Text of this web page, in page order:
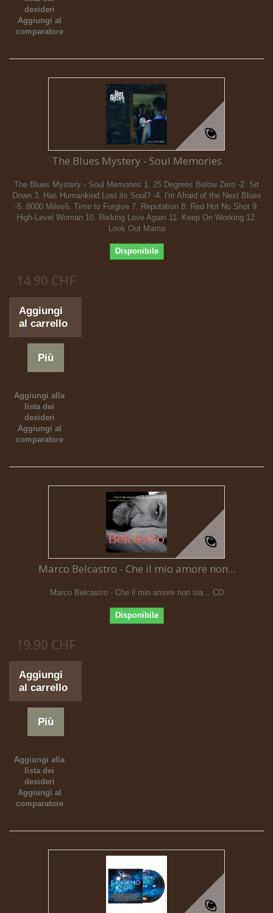
desideri
Aggiungi al
comparatore
The Blues Mystery - Soul Memories
The Blues Mystery - Soul Memories 1. 25 Degrees Below Zero -2. Sit
Down 3. Has Humankind Lost its Soul? -4. I'm Afraid of the Next Blues
-5. 8000 Miles6. Time to Forgive 7. Reputation 8. Red Hot No Shot 9.
High-Level Woman 10. Risking Love Again 11. Keep On Working 12.
Look Out Mama
Disponibile
14.90 CHF
Aggiungi
al carrello
Più
Aggiungi alla
lista dei
desideri
Aggiungi al
comparatore
Marco Belcastro - Che il mio amore non...
Marco Belcastro - Che il mio amore non sia... CD
Disponibile
19.90 CHF
Aggiungi
al carrello
Più
Aggiungi alla
lista dei
desideri
Aggiungi al
comparatore